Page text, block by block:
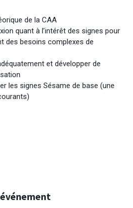
de la CAA
quant à l’intérêt des signes pour
des besoins complexes de
et développer de
les signes Sésame de base (une